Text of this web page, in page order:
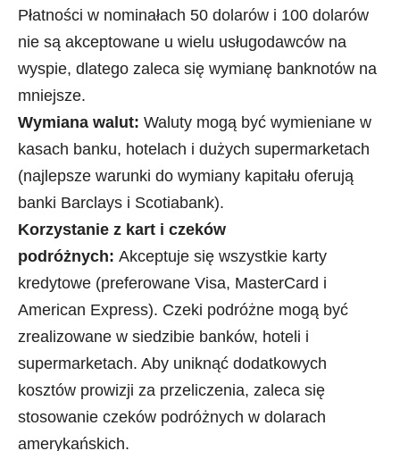
Płatności w nominałach 50 dolarów i 100 dolarów
nie są akceptowane u wielu usługodawców na
wyspie, dlatego zaleca się wymianę banknotów na
mniejsze.
Wymiana walut: Waluty mogą być wymieniane w
kasach banku, hotelach i dużych supermarketach
(najlepsze warunki do wymiany kapitału oferują
banki Barclays i Scotiabank).
Korzystanie z kart i czeków
podróżnych: Akceptuje się wszystkie karty
kredytowe (preferowane Visa, MasterCard i
American Express). Czeki podróżne mogą być
zrealizowane w siedzibie banków, hoteli i
supermarketach. Aby uniknąć dodatkowych
kosztów prowizji za przeliczenia, zaleca się
stosowanie czeków podróżnych w dolarach
amerykańskich.